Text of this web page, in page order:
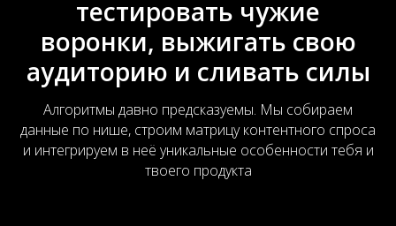
тестировать чужие
воронки, выжигать свою
аудиторию и сливать силы
Алгоритмы давно предсказуемы. Мы собираем
данные по нише, строим матрицу контентного спроса
и интегрируем в неё уникальные особенности тебя и
твоего продукта